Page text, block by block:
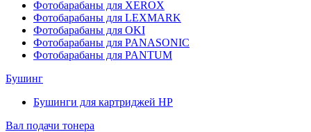
Фотобарабаны для XEROX
Фотобарабаны для LEXMARK
Фотобарабаны для OKI
Фотобарабаны для PANASONIC
Фотобарабаны для PANTUM
Бушинг
Бушинги для картриджей HP
Вал подачи тонера